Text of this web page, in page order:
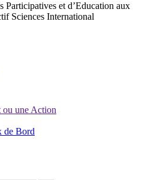
Participatives et d’Education aux
Sciences International
ou une Action
de Bord